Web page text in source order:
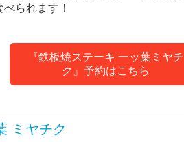
られます！
『鉄板焼ステーキ 一ッ葉ミヤチ
ク』予約はこちら
ミヤチク